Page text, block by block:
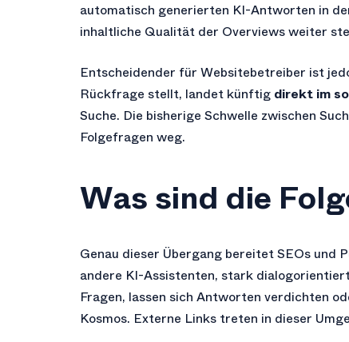
automatisch generierten KI-Antworten in
inhaltliche Qualität der Overviews weiter
Entscheidender für Websitebetreiber ist
Rückfrage stellt, landet künftig direkt im
Suche. Die bisherige Schwelle zwischen
Folgefragen weg.
Was sind die
Genau dieser Übergang bereitet SEOs und
andere KI-Assistenten, stark
Fragen, lassen sich Antworten verdichten
Kosmos. Externe Links treten in dieser